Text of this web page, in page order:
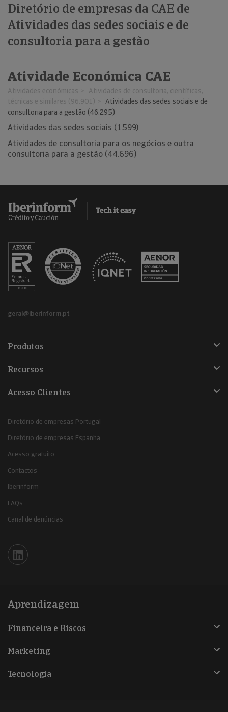
Diretório de empresas da CAE de
Atividades das sedes sociais e de
consultoria para a gestão
Atividade Económica CAE
Atividades económicas
Atividades de consultoria, científicas,
técnicas e similares (96.901)
Atividades das sedes sociais e de
consultoria para a gestão (46.295)
Atividades das sedes sociais (1.599)
Atividades de consultoria para os negócios e outra
consultoria para a gestão (44.696)
geral@iberinform.pt
Produtos
Recursos
Acesso Clientes
Diretório de empresas Portugal
Diretório de empresas Espanha
Acesso gratuito
Contactos
Iberinform
FAQs
Canal de denúncias
Iberinform en Linkedin
Aprendizagem
Financeira e Riscos
Marketing
Tecnologia